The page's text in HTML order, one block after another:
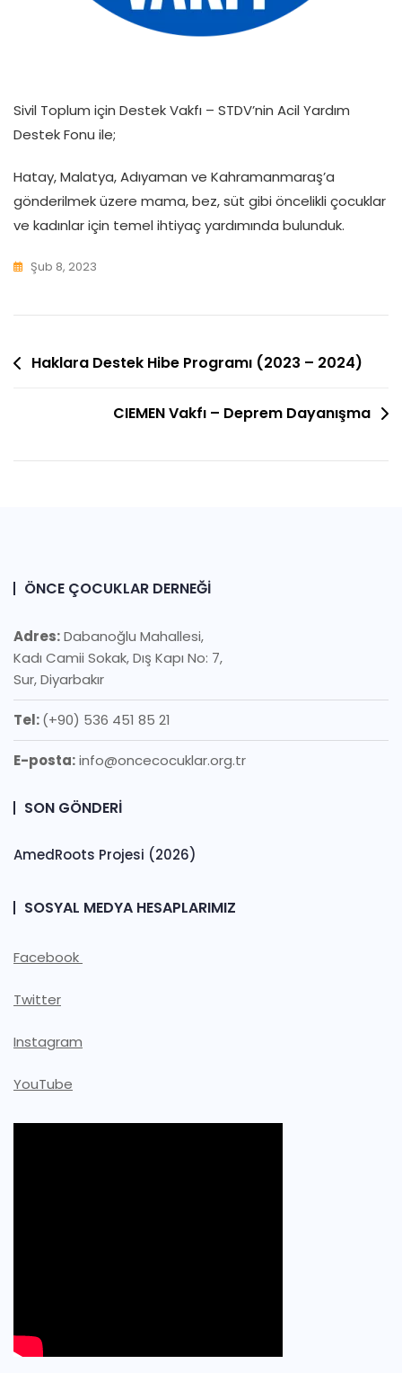
Sivil Toplum için Destek Vakfı – STDV’nin Acil Yardım
Destek Fonu ile;
Hatay, Malatya, Adıyaman ve Kahramanmaraş’a
gönderilmek üzere mama, bez, süt gibi öncelikli çocuklar
ve kadınlar için temel ihtiyaç yardımında bulunduk.
Şub 8, 2023
YazıHaklara Destek Hibe Programı (2023 – 2024)
CIEMEN Vakfı – Deprem Dayanışma
ÖNCE ÇOCUKLAR DERNEĞI
Adres:Dabanoğlu Mahallesi,
Kadı Camii Sokak, Dış Kapı No: 7,
Sur, Diyarbakır
Tel:(+90) 536 451 85 21
E-posta:info@oncecocuklar.org.tr
SON GÖNDERI
AmedRoots Projesi (2026)
SOSYAL MEDYA HESAPLARIMIZ
Facebook
Twitter
Instagram
YouTube